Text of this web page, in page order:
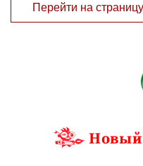
Перейти на
Новый